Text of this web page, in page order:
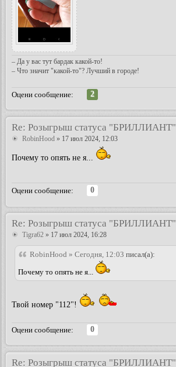
– Да у вас тут бардак какой-то!
– Что значит "какой-то"? Лучший в городе!
Оцени сообщение:
2
Re: Розыгрыш статуса "БРИЛЛИАНТ"
RobinHood » 17 июл 2024, 12:03
Почему то опять не я...
Оцени сообщение:
0
Re: Розыгрыш статуса "БРИЛЛИАНТ"
Tigra62 » 17 июл 2024, 16:28
RobinHood » Сегодня, 12:03 писал(а):
Почему то опять не я...
Твой номер "112"!
Оцени сообщение:
0
Re: Розыгрыш статуса "БРИЛЛИАНТ"